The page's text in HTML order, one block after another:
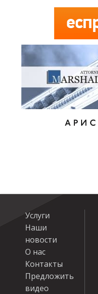
Услуги
Наши
новости
О нас
Контакты
Предложить
видео